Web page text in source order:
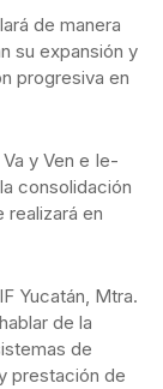
de manera
su expansión y
progresiva en
y Ven e Ie-
consolidación
en
Yucatán, Mtra.
de la
de
prestación de